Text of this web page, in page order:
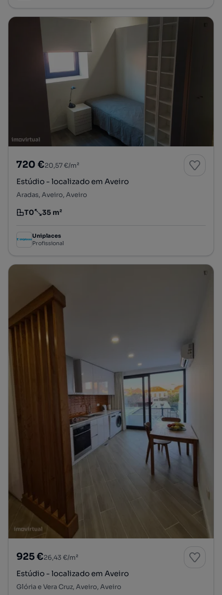
720 €20,57 €/m²
Estúdio - localizado em Aveiro
Aradas, Aveiro, Aveiro
Tipologia
T0
Preço por metro quadrado
35 m²
Uniplaces
Profissional
925 €26,43 €/m²
Estúdio - localizado em Aveiro
Glória e Vera Cruz, Aveiro, Aveiro